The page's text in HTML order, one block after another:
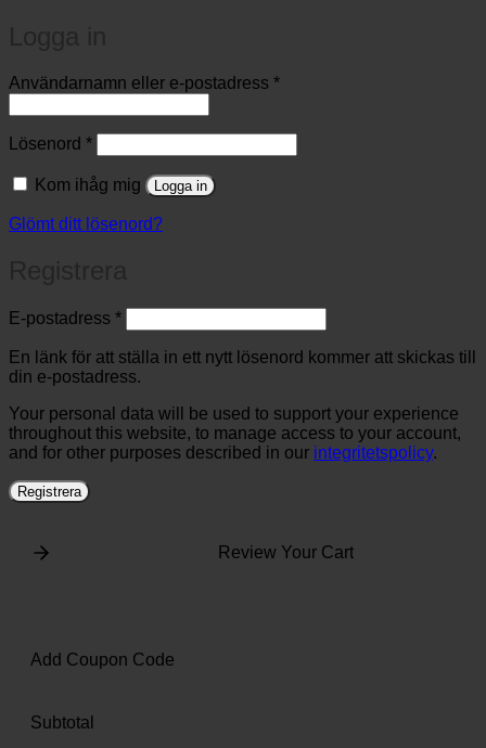
Användarnamn eller e-postadress *Obligatoriskt
Lösenord *Obligatoriskt
Kom ihåg mig Logga in
Glömt ditt lösenord?
E-postadress *Obligatoriskt
En länk för att ställa in ett nytt lösenord kommer att skickas till
din e-postadress.
Your personal data will be used to support your experience
throughout this website, to manage access to your account,
and for other purposes described in our integritetspolicy.
Registrera
Review Your Cart
Add Coupon Code
Subtotal